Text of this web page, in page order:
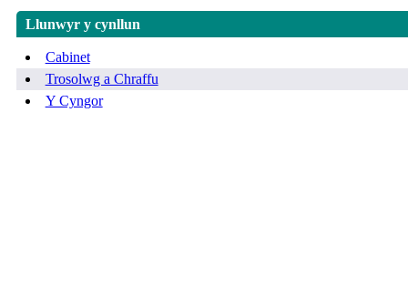
Llunwyr y cynllun
Cabinet
Trosolwg a Chraffu
Y Cyngor